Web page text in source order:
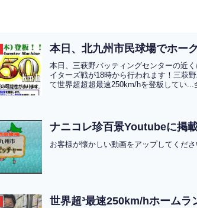
本日、北九州市民球場でホー
本日、三萩野バッティングセンターの近
イターズ戦が18時から行われます！三萩
て世界超超超最速250km/hを登板してい...
ナニコレ珍百景Youtubeに掲
お客様が懐かしい動画をアップしてくだ
世界超³最速250km/hホーム